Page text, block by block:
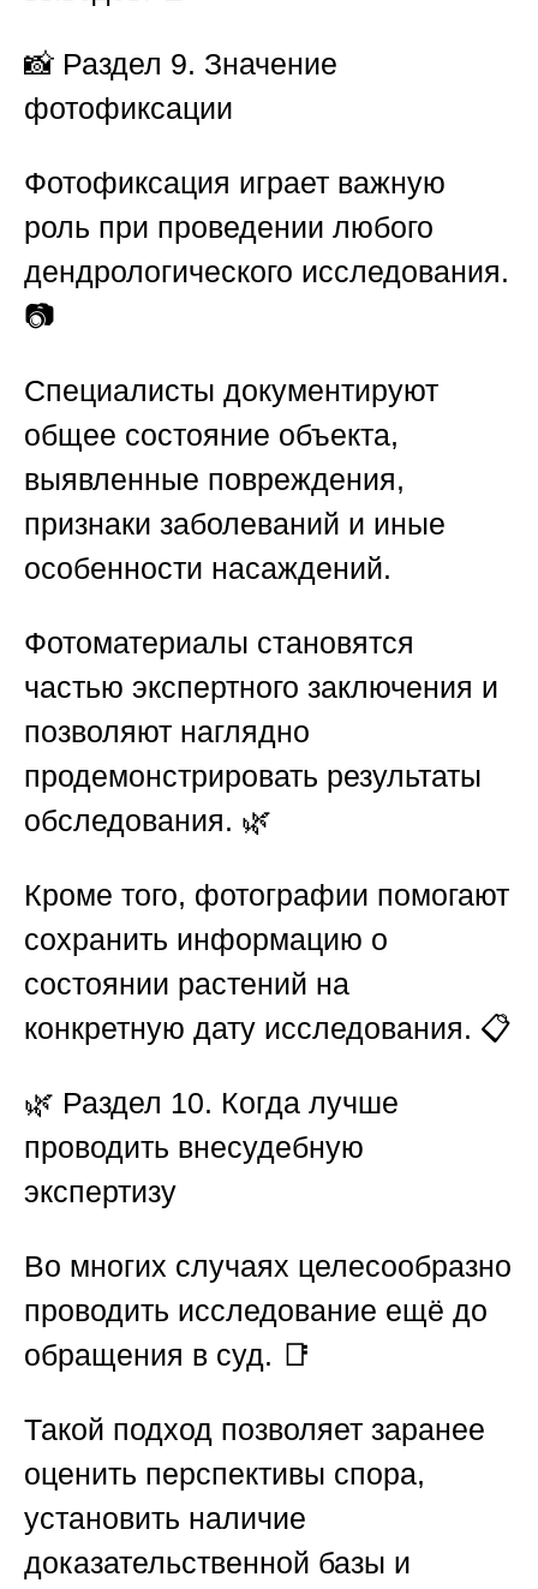
📸 Раздел 9. Значение
фотофиксации
Фотофиксация играет важную
роль при проведении любого
дендрологического исследования.
📷
Специалисты документируют
общее состояние объекта,
выявленные повреждения,
признаки заболеваний и иные
особенности насаждений.
Фотоматериалы становятся
частью экспертного заключения и
позволяют наглядно
продемонстрировать результаты
обследования. 🌿
Кроме того, фотографии помогают
сохранить информацию о
состоянии растений на
конкретную дату исследования. 📋
🌿 Раздел 10. Когда лучше
проводить внесудебную
экспертизу
Во многих случаях целесообразно
проводить исследование ещё до
обращения в суд. 📑
Такой подход позволяет заранее
оценить перспективы спора,
установить наличие
доказательственной базы и